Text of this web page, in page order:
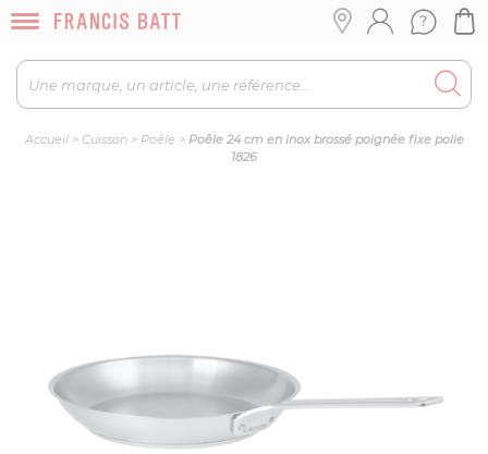
Accueil> Cuisson> Poêle > Poêle 24 cm en inox brossé poignée fixe polie
1826